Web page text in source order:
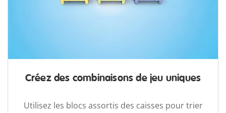
Créez des combinaisons de jeu uniques
Utilisez les blocs assortis des caisses pour trier